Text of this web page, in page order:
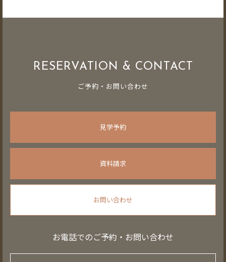
RESERVATION & CONTACT
ご予約・お問い合わせ
見学予約
資料請求
お問い合わせ
お電話でのご予約・お問い合わせ